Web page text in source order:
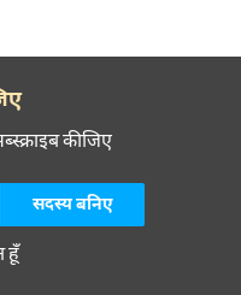
कीजिए
हूँ